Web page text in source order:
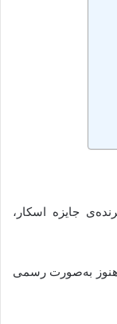
جایزه اسکار،
هنوز به‌صورت رسمی